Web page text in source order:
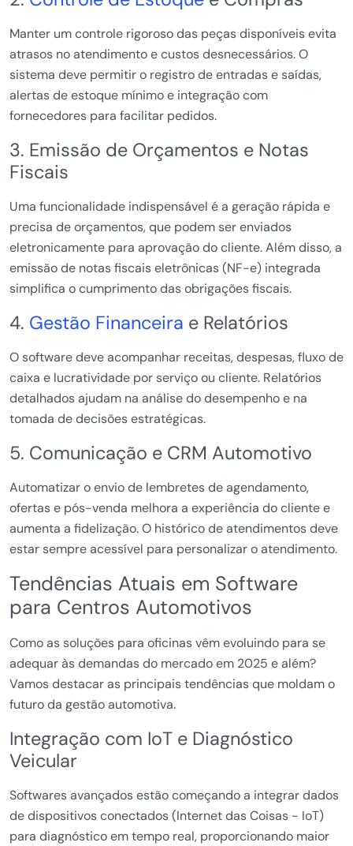
Manter um controle rigoroso das peças disponíveis evita
atrasos no atendimento e custos desnecessários. O
sistema deve permitir o registro de entradas e saídas,
alertas de estoque mínimo e integração com
fornecedores para facilitar pedidos.
3. Emissão de Orçamentos e Notas
Fiscais
Uma funcionalidade indispensável é a geração rápida e
precisa de orçamentos, que podem ser enviados
eletronicamente para aprovação do cliente. Além disso, a
emissão de notas fiscais eletrônicas (NF-e) integrada
simplifica o cumprimento das obrigações fiscais.
4. Gestão Financeira e Relatórios
O software deve acompanhar receitas, despesas, fluxo de
caixa e lucratividade por serviço ou cliente. Relatórios
detalhados ajudam na análise do desempenho e na
tomada de decisões estratégicas.
5. Comunicação e CRM Automotivo
Automatizar o envio de lembretes de agendamento,
ofertas e pós-venda melhora a experiência do cliente e
aumenta a fidelização. O histórico de atendimentos deve
estar sempre acessível para personalizar o atendimento.
Tendências Atuais em Software
para Centros Automotivos
Como as soluções para oficinas vêm evoluindo para se
adequar às demandas do mercado em 2025 e além?
Vamos destacar as principais tendências que moldam o
futuro da gestão automotiva.
Integração com IoT e Diagnóstico
Veicular
Softwares avançados estão começando a integrar dados
de dispositivos conectados (Internet das Coisas - IoT)
para diagnóstico em tempo real, proporcionando maior